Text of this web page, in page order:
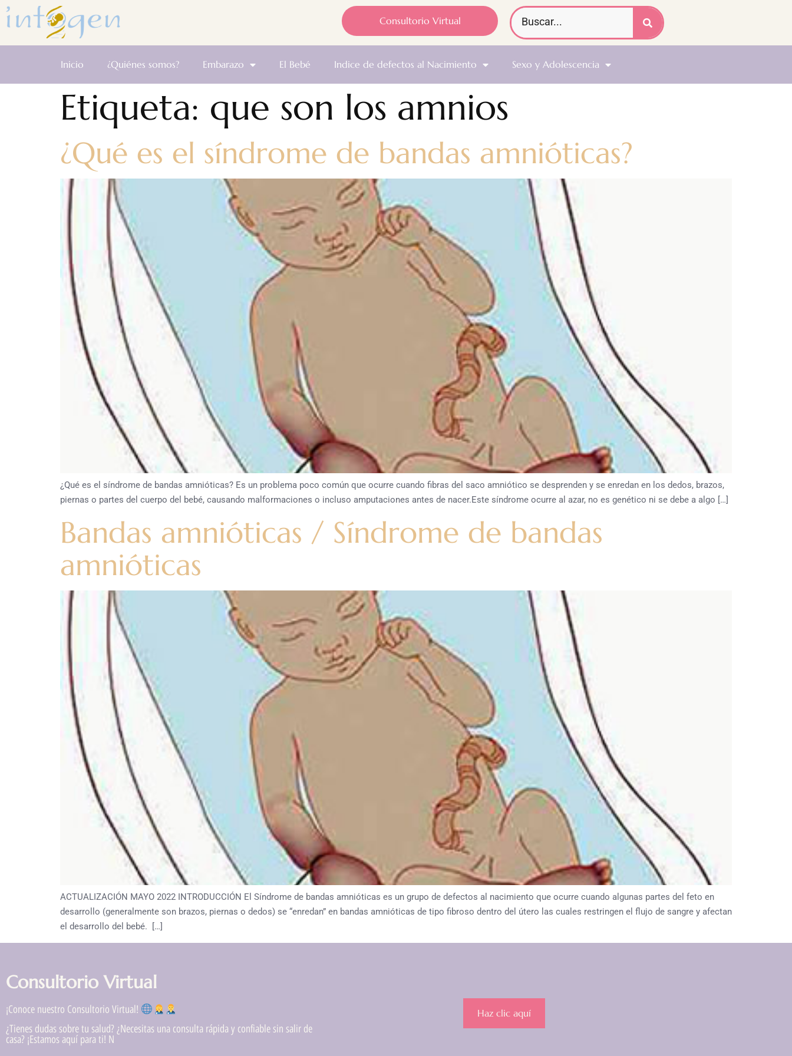
Consultorio Virtual
Inicio ¿Quiénes somos? Embarazo El Bebé Indice de defectos al Nacimiento Sexo y Adolescencia
Etiqueta: que son los amnios
¿Qué es el síndrome de bandas amnióticas?
¿Qué es el síndrome de bandas amnióticas? Es un problema poco común que ocurre cuando fibras del saco amniótico se desprenden y se enredan en los dedos, brazos,
piernas o partes del cuerpo del bebé, causando malformaciones o incluso amputaciones antes de nacer.Este síndrome ocurre al azar, no es genético ni se debe a algo […]
Bandas amnióticas / Síndrome de bandas
amnióticas
ACTUALIZACIÓN MAYO 2022 INTRODUCCIÓN El Síndrome de bandas amnióticas es un grupo de defectos al nacimiento que ocurre cuando algunas partes del feto en
desarrollo (generalmente son brazos, piernas o dedos) se “enredan” en bandas amnióticas de tipo fibroso dentro del útero las cuales restringen el flujo de sangre y afectan
el desarrollo del bebé. […]
Consultorio Virtual
¡Conoce nuestro Consultorio Virtual!
¿Tienes dudas sobre tu salud? ¿Necesitas una consulta rápida y confiable sin salir de
casa? ¡Estamos aquí para ti! N
Haz clic aquí